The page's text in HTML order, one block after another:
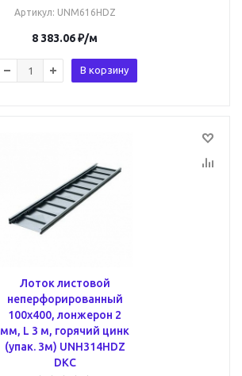
Артикул: UNM616HDZ
8 383.06₽/м
В корзину
Лоток листовой
неперфорированный
100х400, лонжерон 2
мм, L 3 м, горячий цинк
(упак. 3м) UNH314HDZ
DKC